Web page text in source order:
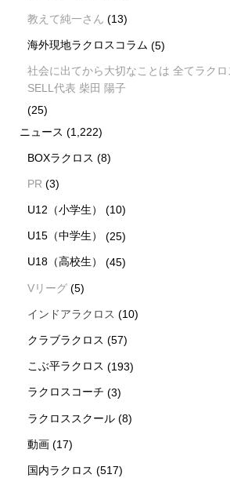
教えて純一さん (13)
海外現地ラクロスコラム (5)
社会に出てから大切なことは 全てラクロ
SELL代表 柴田 陽子
(25)
ニュース (1,222)
BOXラクロス (8)
PR (3)
U12（小学生） (10)
U15（中学生） (25)
U18（高校生） (45)
Vリーグ (5)
インドアラクロス (10)
クラブラクロス (57)
こぶ平ラクロス (193)
ラクロスコーチ (3)
ラクロススクール (8)
動画 (17)
国内ラクロス (517)